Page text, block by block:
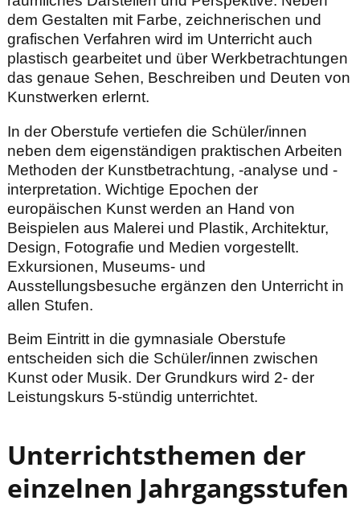
dem Gestalten mit Farbe, zeichnerischen und
grafischen Verfahren wird im Unterricht auch
plastisch gearbeitet und über Werkbetrachtungen
das genaue Sehen, Beschreiben und Deuten von
Kunstwerken erlernt.
In der Oberstufe vertiefen die Schüler/innen
neben dem eigenständigen praktischen Arbeiten
Methoden der Kunstbetrachtung, -analyse und -
interpretation. Wichtige Epochen der
europäischen Kunst werden an Hand von
Beispielen aus Malerei und Plastik, Architektur,
Design, Fotografie und Medien vorgestellt.
Exkursionen, Museums- und
Ausstellungsbesuche ergänzen den Unterricht in
allen Stufen.
Beim Eintritt in die gymnasiale Oberstufe
entscheiden sich die Schüler/innen zwischen
Kunst oder Musik. Der Grundkurs wird 2- der
Leistungskurs 5-stündig unterrichtet.
Unterrichtsthemen der
einzelnen Jahrgangsstufen